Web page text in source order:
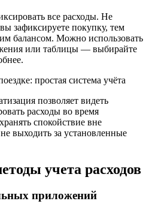
все расходы. Не
зафиксируете покупку, тем
балансом. Можно использовать
или таблицы — выбирайте
позволяет видеть
расходы во время
спокойствие вне
выходить за установленные
учета расходов
приложений